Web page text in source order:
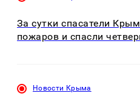
За сутки спасатели
пожаров и спасли
Новости Крыма